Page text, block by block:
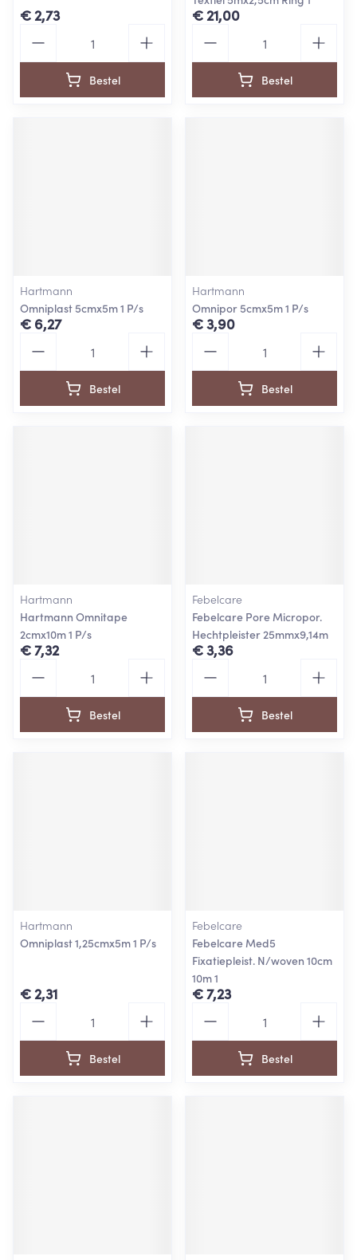
€ 2,73
Bestel
€ 21,00
Bestel
Hartmann
Omniplast 5cmx5m 1 P/s
€ 6,27
Bestel
Hartmann
Omnipor 5cmx5m 1 P/s
€ 3,90
Bestel
Hartmann
Hartmann Omnitape
2cmx10m 1 P/s
€ 7,32
Bestel
Febelcare
Febelcare Pore Micropor.
Hechtpleister 25mmx9,14m
€ 3,36
Bestel
Hartmann
Omniplast 1,25cmx5m 1 P/s
€ 2,31
Bestel
Febelcare
Febelcare Med5
Fixatiepleist. N/woven 10cm
10m 1
€ 7,23
Bestel